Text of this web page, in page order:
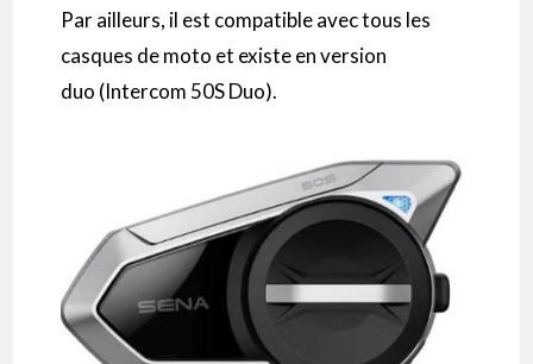
Par ailleurs, il est compatible avec tous les
casques de moto et existe en version
duo (Intercom 50SDuo).